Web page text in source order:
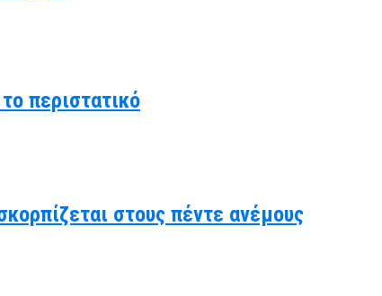
περιστατικό
στους πέντε ανέμους